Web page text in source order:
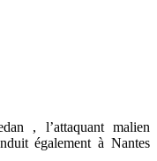
, l’attaquant malien
également à Nantes